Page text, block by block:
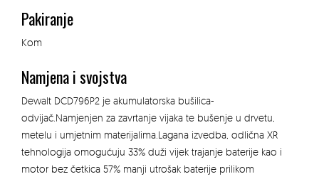
Pakiranje
Kom
Namjena i svojstva
Dewalt DCD796P2 je akumulatorska bušilica-
odvijač.Namjenjen za zavrtanje vijaka te bušenje u drvetu,
metelu i umjetnim materijalima.Lagana izvedba, odlična XR
tehnologija omogućuju 33% duži vijek trajanje baterije kao i
motor bez četkica 57% manji utrošak baterije prilikom